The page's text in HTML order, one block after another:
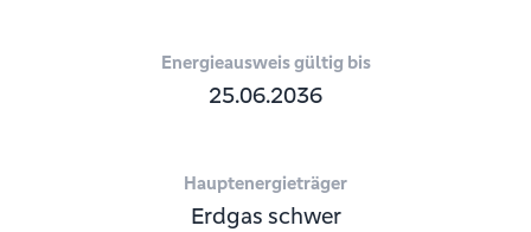
Energieausweis gültig bis
25.06.2036
Hauptenergieträger
Erdgas schwer